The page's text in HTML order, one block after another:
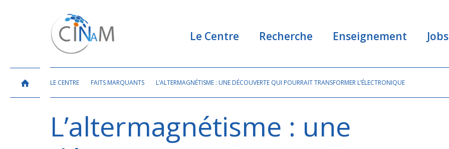
Le Centre Recherche Enseignement Jobs
LE CENTRE FAITS MARQUANTS L’ALTERMAGNÉTISME : UNE DÉCOUVERTE QUI POURRAIT TRANSFORMER L’ÉLECTRONIQUE
L’altermagnétisme : une